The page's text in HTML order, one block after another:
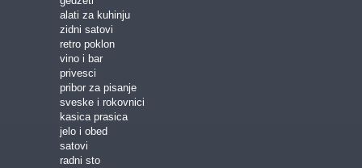
alati za kuhinju
zidni satovi
retro poklon
vino i bar
privesci
pribor za pisanje
sveske i rokovnici
kasica prasica
jelo i obed
satovi
radni sto